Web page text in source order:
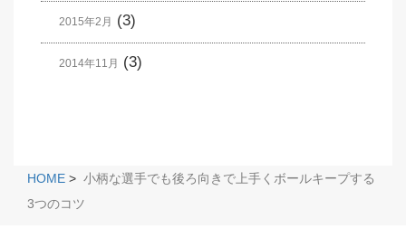
2015年2月 (3)
2014年11月 (3)
HOME > 小柄な選手でも後ろ向きで上手くボールキープする
3つのコツ